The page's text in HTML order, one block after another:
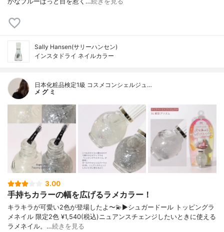
Sally Hansen(サリーハンセン)
インスタドライ ネイルカラー
日本化粧品検定1級 コスメコンシェルジュ…
メ グ ミ
3.00
手持ちカラーの幅を広げるラメカラー！
キラキラが可愛い2色が登場したよ〜💫▶︎シュガードール トッピングラ
メネイル 限定2色 ¥1,540(税込)ニュアンスチェンジしたいときに使える
ラメネイル。…続きを見る